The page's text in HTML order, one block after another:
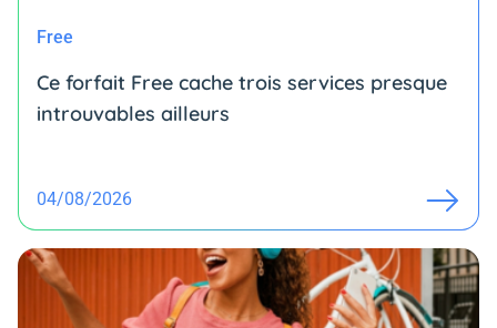
Free
Ce forfait Free cache trois services presque
introuvables ailleurs
04/08/2026